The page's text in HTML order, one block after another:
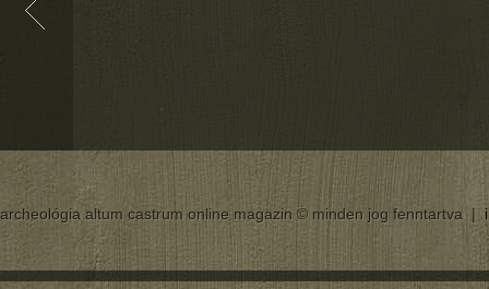
archeológia altum castrum online magazin © minden jog fenntartva |